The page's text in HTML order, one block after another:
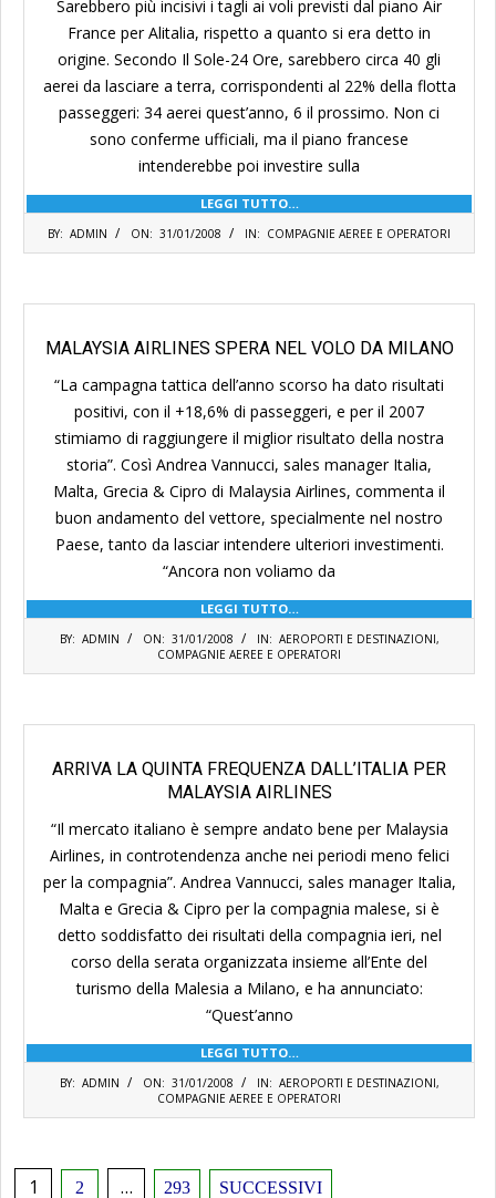
Sarebbero più incisivi i tagli ai voli previsti dal piano Air
France per Alitalia, rispetto a quanto si era detto in
origine. Secondo Il Sole-24 Ore, sarebbero circa 40 gli
aerei da lasciare a terra, corrispondenti al 22% della flotta
passeggeri: 34 aerei quest’anno, 6 il prossimo. Non ci
sono conferme ufficiali, ma il piano francese
intenderebbe poi investire sulla
LEGGI TUTTO…
2008-
01-
BY: ADMIN ON: 31/01/2008 IN: COMPAGNIE AEREE E OPERATORI
MALAYSIA AIRLINES SPERA NEL VOLO DA MILANO
“La campagna tattica dell’anno scorso ha dato risultati
positivi, con il +18,6% di passeggeri, e per il 2007
stimiamo di raggiungere il miglior risultato della nostra
storia”. Così Andrea Vannucci, sales manager Italia,
Malta, Grecia & Cipro di Malaysia Airlines, commenta il
buon andamento del vettore, specialmente nel nostro
Paese, tanto da lasciar intendere ulteriori investimenti.
“Ancora non voliamo da
LEGGI TUTTO…
2008-
31
BY: ADMIN ON: 31/01/2008 IN: AEROPORTI E DESTINAZIONI,
COMPAGNIE AEREE E OPERATORI
ARRIVA LA QUINTA FREQUENZA DALL’ITALIA PER
MALAYSIA AIRLINES
“Il mercato italiano è sempre andato bene per Malaysia
Airlines, in controtendenza anche nei periodi meno felici
per la compagnia”. Andrea Vannucci, sales manager Italia,
Malta e Grecia & Cipro per la compagnia malese, si è
detto soddisfatto dei risultati della compagnia ieri, nel
corso della serata organizzata insieme all’Ente del
turismo della Malesia a Milano, e ha annunciato:
“Quest’anno
LEGGI TUTTO…
2008-
31
BY: ADMIN ON: 31/01/2008 IN: AEROPORTI E DESTINAZIONI,
COMPAGNIE AEREE E OPERATORI
Paginazione
1 2 … 293 SUCCESSIVI